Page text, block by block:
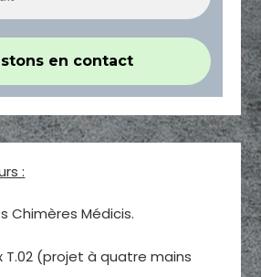
:
Chimères Médicis.
T.02 (projet à quatre mains